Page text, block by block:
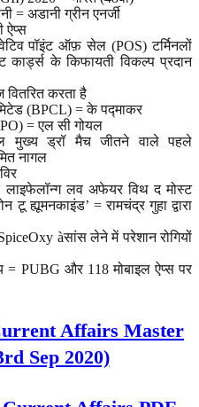
= अडानी ग्रीन एनर्जी
ऐप्स
पॉइंट ऑफ़ सेल (POS) टर्मिनलों
के किफायती विकल्प प्रदान
वितरित करता है
(BPCL) = के पद्माकर
= एल सी गोयल
मुख्य ड्रॉ मैच जीतने वाले पहले
नागल
लव अफेयर विथ द मोस्ट
ह्यूमनकाइंड’ = रामचंद्र गुहा द्वारा
àसांस लेने में परेशान रोगियों
= PUBG और 118 मोबाइल ऐप्स पर
Affairs Master
Sep 2020)